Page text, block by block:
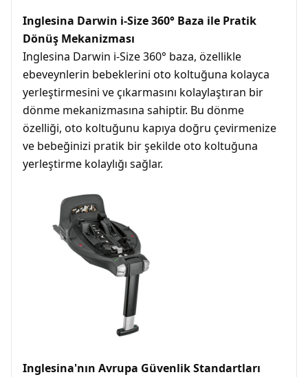
Inglesina Darwin i-Size 360° Baza ile Pratik
Dönüş Mekanizması
Inglesina Darwin i-Size 360° baza, özellikle
ebeveynlerin bebeklerini oto koltuğuna kolayca
yerleştirmesini ve çıkarmasını kolaylaştıran bir
dönme mekanizmasına sahiptir. Bu dönme
özelliği, oto koltuğunu kapıya doğru çevirmenize
ve bebeğinizi pratik bir şekilde oto koltuğuna
yerleştirme kolaylığı sağlar.
Inglesina'nın Avrupa Güvenlik Standartları